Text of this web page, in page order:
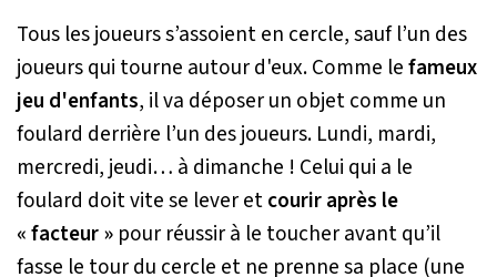
Tous les joueurs s’assoient en cercle, sauf l’un des
joueurs qui tourne autour d'eux. Comme lefameux
jeu d'enfants, il va déposer un objet comme un
foulard derrière l’un des joueurs. Lundi, mardi,
mercredi, jeudi… à dimanche ! Celui qui a le
foulard doit vite se lever etcourir après le
« facteur » pour réussir à le toucher avant qu’il
fasse le tour du cercle et ne prenne sa place (une